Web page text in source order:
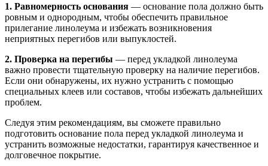
1. Равномерность основания — основание пола должно быть
ровным и однородным, чтобы обеспечить правильное
прилегание линолеума и избежать возникновения
неприятных перегибов или выпуклостей.
2. Проверка на перегибы — перед укладкой линолеума
важно провести тщательную проверку на наличие перегибов.
Если они обнаружены, их нужно устранить с помощью
специальных клеев или составов, чтобы избежать дальнейших
проблем.
Следуя этим рекомендациям, вы сможете правильно
подготовить основание пола перед укладкой линолеума и
устранить возможные недостатки, гарантируя качественное и
долговечное покрытие.